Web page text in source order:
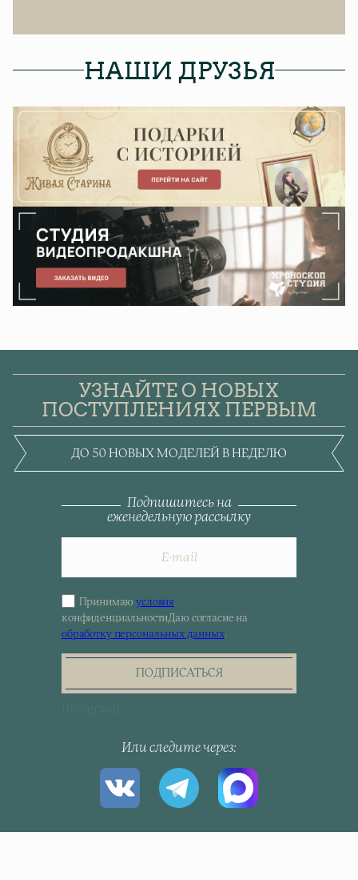
НАШИ ДРУЗЬЯ
УЗНАЙТЕ О НОВЫХ
ПОСТУПЛЕНИЯХ ПЕРВЫМ
ДО 50 НОВЫХ МОДЕЛЕЙ В НЕДЕЛЮ
Подпишитесь на
еженедельную рассылку
Sign
up
for
the
Принимаюусловия
конфиденциальностиДаю согласие на
обработку персональных данных.
ПОДПИСАТЬСЯ
Или следите через